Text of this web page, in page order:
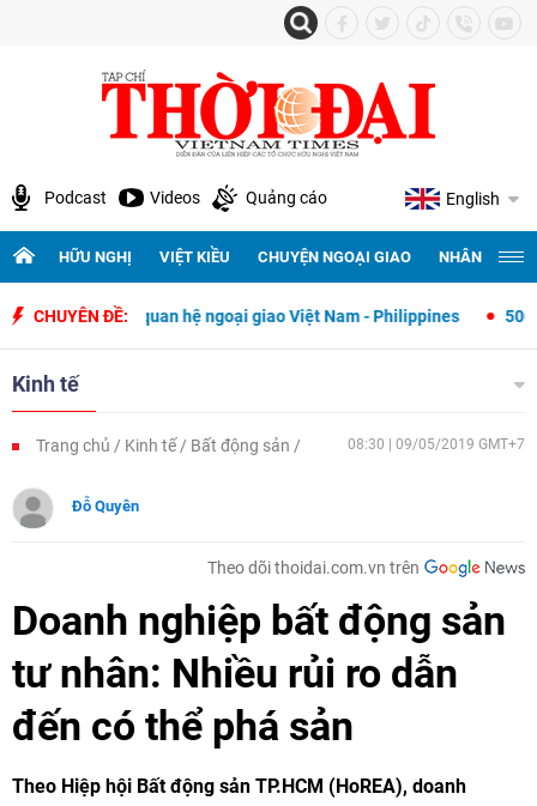
Podcast Videos Quảng cáo English
HỮU NGHỊ VIỆT KIỀU CHUYỆN NGOẠI GIAO NHÂN
CHUYÊN ĐỀ:
lập quan hệ ngoại giao Việt Nam - Philippines 500 ngày đêm
Kinh tế
Trang chủ Kinh tế Bất động sản 08:30 | 09/05/2019 GMT+7
Đỗ Quyên
Theo dõi thoidai.com.vn trên
Doanh nghiệp bất động sản
tư nhân: Nhiều rủi ro dẫn
đến có thể phá sản
Theo Hiệp hội Bất động sản TP.HCM (HoREA), doanh